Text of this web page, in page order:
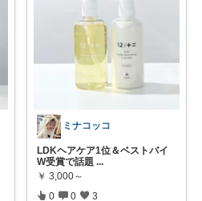
ミナコッコ
LDKヘアケア1位＆ベストバイ
W受賞で話題 ...
￥ 3,000～
0 0 3